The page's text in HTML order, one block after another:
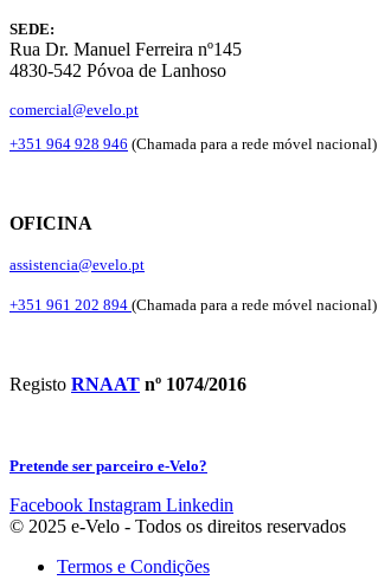
SEDE:
Rua Dr. Manuel Ferreira nº145
4830-542 Póvoa de Lanhoso
comercial@evelo.pt
+351 964 928 946 (Chamada para a rede móvel nacional)
OFICINA
assistencia@evelo.pt
+351 961 202 894 (Chamada para a rede móvel nacional)
Registo RNAAT nº 1074/2016
Pretende ser parceiro e-Velo?
Facebook Instagram Linkedin
© 2025 e-Velo - Todos os direitos reservados
Termos e Condições